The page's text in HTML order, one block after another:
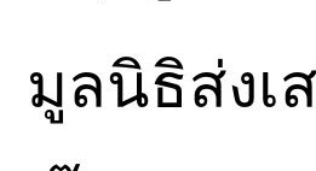
มูลนิธิส่งเ